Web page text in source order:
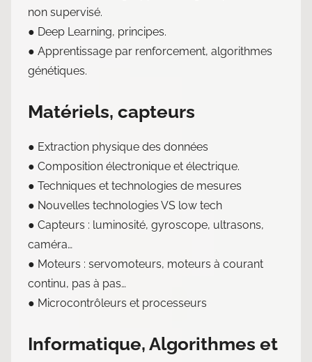
non supervisé.
● Deep Learning, principes.
● Apprentissage par renforcement, algorithmes
génétiques.
Matériels, capteurs
● Extraction physique des données
● Composition électronique et électrique.
● Techniques et technologies de mesures
● Nouvelles technologies VS low tech
● Capteurs : luminosité, gyroscope, ultrasons,
caméra…
● Moteurs : servomoteurs, moteurs à courant
continu, pas à pas…
● Microcontrôleurs et processeurs
Informatique, Algorithmes et